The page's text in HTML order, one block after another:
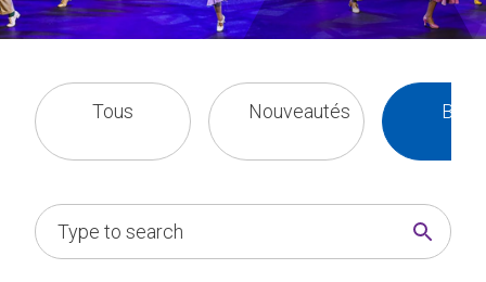
Tous Nouveautés Blog